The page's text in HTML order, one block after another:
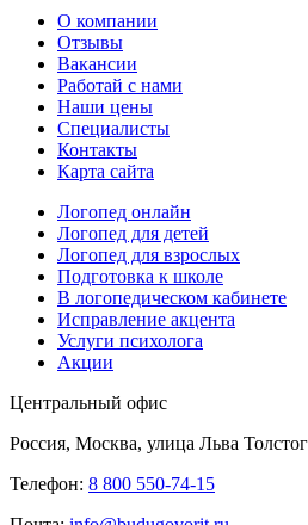
О компании
Отзывы
Вакансии
Работай с нами
Наши цены
Специалисты
Контакты
Карта сайта
Логопед онлайн
Логопед для детей
Логопед для взрослых
Подготовка к школе
В логопедическом кабинете
Исправление акцента
Услуги психолога
Акции
Центральный офис
Россия, Москва, улица Льва
Телефон: 8 800 550-74-15